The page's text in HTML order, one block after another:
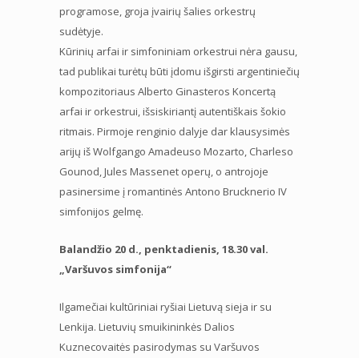
programose, groja įvairių šalies orkestrų
sudėtyje.
Kūrinių arfai ir simfoniniam orkestrui nėra gausu,
tad publikai turėtų būti įdomu išgirsti argentiniečių
kompozitoriaus Alberto Ginasteros Koncertą
arfai ir orkestrui, išsiskiriantį autentiškais šokio
ritmais. Pirmoje renginio dalyje dar klausysimės
arijų iš Wolfgango Amadeuso Mozarto, Charleso
Gounod, Jules Massenet operų, o antrojoje
pasinersime į romantinės Antono Brucknerio IV
simfonijos gelmę.
Balandžio 20 d., penktadienis, 18.30 val.
„Varšuvos simfonija“
Ilgamečiai kultūriniai ryšiai Lietuvą sieja ir su
Lenkija. Lietuvių smuikininkės Dalios
Kuznecovaitės pasirodymas su Varšuvos